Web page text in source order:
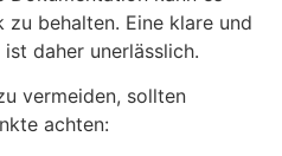
behalten. Eine klare und
daher unerlässlich.
vermeiden, sollten
achten: